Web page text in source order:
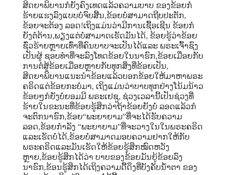
ສິດຍາພິບານກໍຍັງຄົງເທດແລ້ວຄວາມບາບ ຂອງຂ້ອຍກໍ
ຮ້າຍແຮງລົງແບບບໍ່ຈົບສີ້ນ,ຂ້ອຍບໍ່ສາມາດຖີບປະຕັກ,
ຂ້ອຍຈະຕ້ອງ ລອດ!ເຖິງແມ່ນວ່າມີການເຊື້ອເຊີນ ຂ້ອຍກໍ
ຍັງຕໍ່ຕ້ານ,ພຽງແຕ່ບໍ່ສາມາດເຮັດມັນໄດ້, ຂ້ອຍຮູ້ວ່າຂ້ອຍ
ຊົ່ວຮ້າຍຫຼາຍເທົ່າທີ່ຄົນບາບຈະເປັນໄດ້ແລະ ພຣະເຈົ້າຊົງ
ເປັນຜູ້ ຊອບທໍາທີ່ຈະລົງໂທດຂ້ອຍໃນນາຮົກ,ຂ້ອຍເມື່ອຍກັບ
ການຕໍ່ສູ້ຂ້ອຍເມື່ອຍຫຼາຍກັບທຸກສິ່ງທີ່ຂ້ອຍເປັນ,
ສິດຍາພິບານແນະນໍາຂ້ອຍແລ້ວບອກຂ້ອຍໃຫ້ມາຫາພຣະ
ຄຣິດແຕ່ຂ້ອຍກະບໍ່ມາ, ເຖິງແມ່ນວ່າບາບທຸກຢ່າງໂນ້ມນ້າວ
ຂ້ອຍໆກໍຍັງບໍ່ຍອມມີ ພຣະເຢຊູ, ຊ່ວງເວລານີ້ເປັນຊ່ວງທີ່
ຮ້າຍໃນຂະນະທີ່ຂ້ອຍຮູ້ສຶກວ່າຖ້າຂ້ອຍຍັງບໍ່ ລອດແລ້ວກໍ
ຈະຕົກນາຮົກ,ຂ້ອຍ“ພະຍາຍາມ”ທີ່ຈະໄດ້ຮັບຄວາມ
ລອດ,ຂ້ອຍກໍາລັງ “ພະຍາຍາມ”ທີ່ຈະວາງໃນໃນພຣະຄຣິດ
ແລະເຮັດບໍ່ໄດ້,ຂ້ອຍບໍ່ສາມາດມອບຄວາມຢາກໃຫ້ກັບ
ພຣະຄຣິດແລະມັນເຮັດໃຫ້ຂ້ອຍຮູ້ສຶກໝົດຫວັງ
ຫຼາຍ,ຂ້ອຍຮູ້ສຶກໄດ້ວ່າ ບາບຂອງຂ້ອຍມັນຍູ້ຂ້ອຍລົງ
ນາຮົກ,ຂ້ອນຮູ້ສຶກໄດ້ເຖິງຄວາມດື້ດຶງທີ່ບັງຄັບນໍ້າຕາ ຂອງ